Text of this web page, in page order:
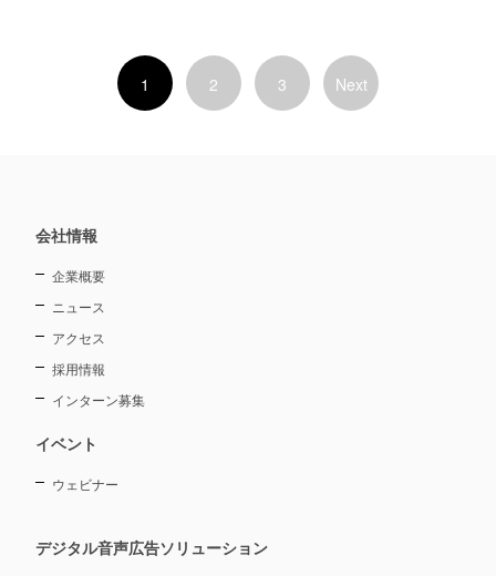
1 2 3 Next
会社情報
企業概要
ニュース
アクセス
採用情報
インターン募集
イベント
ウェビナー
デジタル音声広告ソリューション